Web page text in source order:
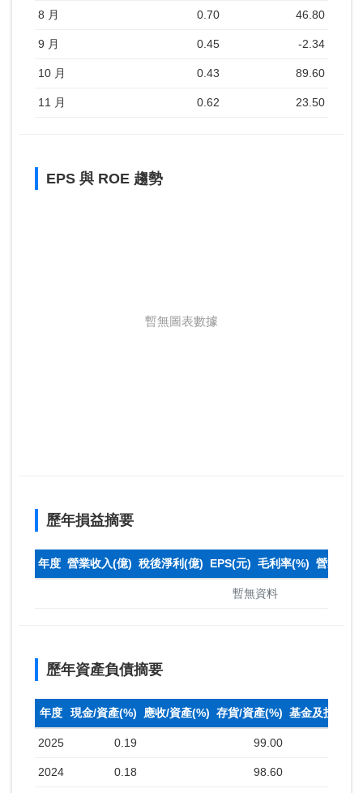
8 月 0.70 46.80
9 月 0.45 -2.34
10 月 0.43 89.60
11 月 0.62 23.50
EPS 與 ROE 趨勢
暫無圖表數據
歷年損益摘要
年度 營業收入(億) 稅後淨利(億) EPS(元) 毛利率(%) 營業利
暫無資料
歷年資產負債摘要
年度 現金/資產(%) 應收/資產(%) 存貨/資產(%) 基金及投資(%)
2025 0.19 99.00
2024 0.18 98.60